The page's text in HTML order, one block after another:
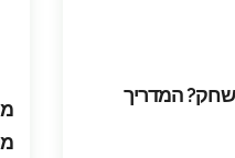
המדריך